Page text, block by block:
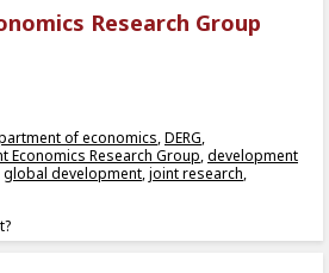
Research Group
of economics,DERG,
Economics Research Group,development
global development,joint research,